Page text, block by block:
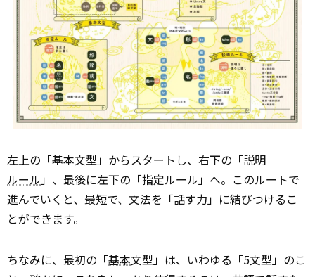
左上の「基本文型」からスタートし、右下の「説明
ルール 」、最後に左下の「指定ルール」へ。このルートで
進んでいくと、最短で、文法を「話す力」に結びつけるこ
とができます。
ちなみに、最初の「基本文型」は、いわゆる「5文型」のこ